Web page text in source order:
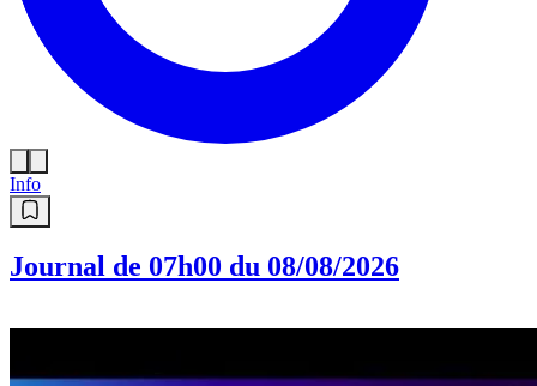
Info
Journal de 07h00 du 08/08/2026